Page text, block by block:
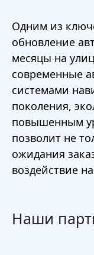
Одним из
обновление
месяцы на
современные
системами
поколения,
повышенным
позволит не
ожидания
воздействие
Наши